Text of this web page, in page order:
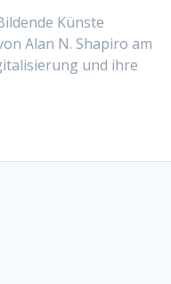
Künste
Alan N. Shapiro am
und ihre